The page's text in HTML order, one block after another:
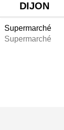
DIJON
Supermarché
Supermarché